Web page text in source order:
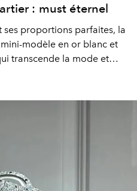
: must éternel
ses proportions parfaites, la
modèle en or blanc et
transcende la mode et